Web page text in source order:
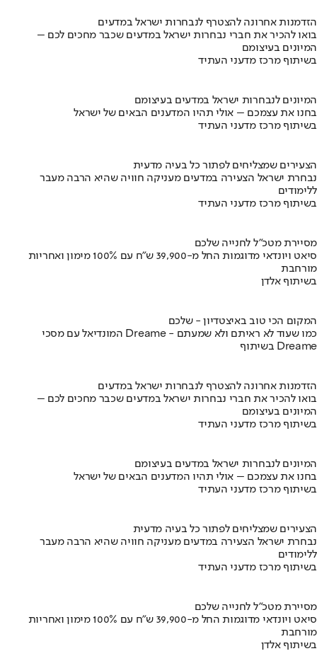
הזדמנות אחרונה להצטרף לנבחרות ישראל במדעים
בואו להכיר את חברי נבחרות ישראל במדעים שכבר מחכים לכם –
המיונים בעיצומם
בשיתוף מרכז מדעני העתיד
המיונים לנבחרות ישראל במדעים בעיצומם
בחנו את עצמכם – אולי תהיו המדענים הבאים של ישראל
בשיתוף מרכז מדעני העתיד
הצעירים שמצליחים לפתור כל בעיה מדעית
נבחרת ישראל הצעירה במדעים מעניקה חוויה שהיא הרבה מעבר
ללימודים
בשיתוף מרכז מדעני העתיד
מסיירת מטכ"ל לחנייה שלכם
סיאט ויונדאי מדוגמות החל מ-39,900 ש״ח עם 100% מימון ואחריות
מורחבת
בשיתוף אלדן
המקום הכי טוב באיצטדיון - שלכם
המונדיאל עם מסכי Dreame - כמו שעוד לא ראיתם ולא שמעתם
בשיתוף Dreame
הזדמנות אחרונה להצטרף לנבחרות ישראל במדעים
בואו להכיר את חברי נבחרות ישראל במדעים שכבר מחכים לכם –
המיונים בעיצומם
בשיתוף מרכז מדעני העתיד
המיונים לנבחרות ישראל במדעים בעיצומם
בחנו את עצמכם – אולי תהיו המדענים הבאים של ישראל
בשיתוף מרכז מדעני העתיד
הצעירים שמצליחים לפתור כל בעיה מדעית
נבחרת ישראל הצעירה במדעים מעניקה חוויה שהיא הרבה מעבר
ללימודים
בשיתוף מרכז מדעני העתיד
מסיירת מטכ"ל לחנייה שלכם
סיאט ויונדאי מדוגמות החל מ-39,900 ש״ח עם 100% מימון ואחריות
מורחבת
בשיתוף אלדן